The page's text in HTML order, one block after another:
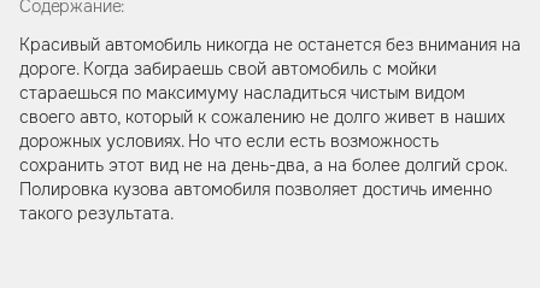
Тиснение на коже
Подушки из алькантары
Накидки на сиденья из
Защитные накидки для
спинок сидений для детей
Содержание:
Красивый автомобиль никогда не останется без внимания на
дороге. Когда забираешь свой автомобиль с мойки
стараешься по максимуму насладиться чистым видом
своего авто, который к сожалению не долго живет в наших
дорожных условиях. Но что если есть возможность
сохранить этот вид не на день-два, а на более долгий срок.
Полировка кузова автомобиля позволяет достичь именно
такого результата.